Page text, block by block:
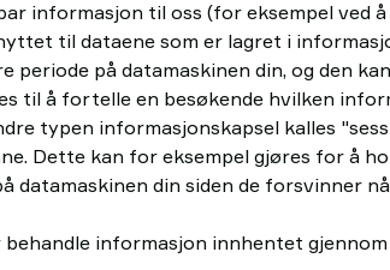
informasjon til oss (for eksempel
til dataene som er lagret i
på datamaskinen din, og den
til å fortelle en besøkende hvilken
typen informasjonskapsel kalles
Dette kan for eksempel gjøres for å
din siden de forsvinner
informasjon innhentet